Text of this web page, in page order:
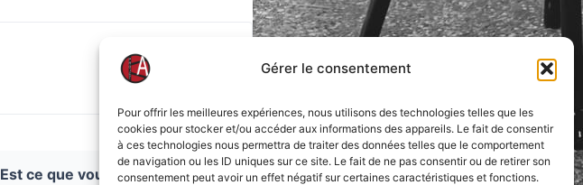
Gérer le consentement
Pour offrir les meilleures expériences, nous utilisons des technologies telles que les
cookies pour stocker et/ou accéder aux informations des appareils. Le fait de consentir
à ces technologies nous permettra de traiter des données telles que le comportement
de navigation ou les ID uniques sur ce site. Le fait de ne pas consentir ou de retirer son
consentement peut avoir un effet négatif sur certaines caractéristiques et fonctions.
Est ce que vous conservez les